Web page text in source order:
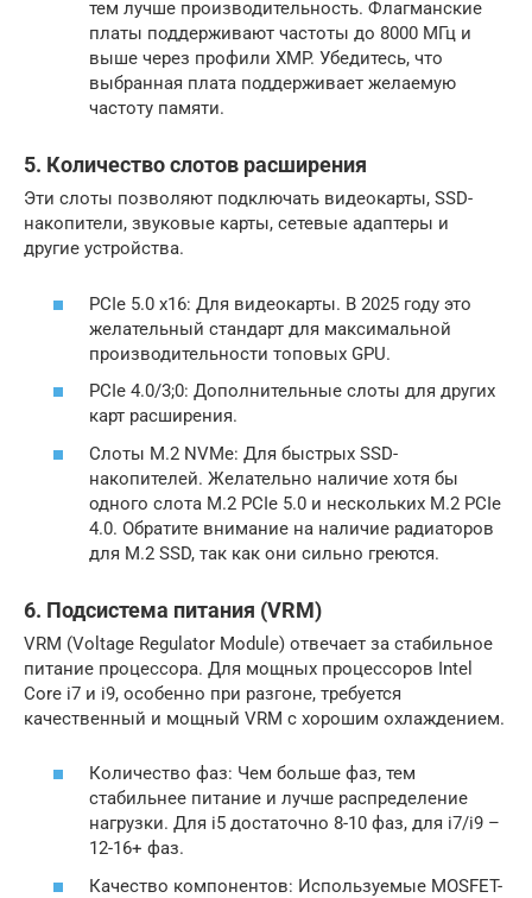
тем лучше производительность. Флагманские
платы поддерживают частоты до 8000 МГц и
выше через профили XMP. Убедитесь, что
выбранная плата поддерживает желаемую
частоту памяти.
5. Количество слотов расширения
Эти слоты позволяют подключать видеокарты, SSD-
накопители, звуковые карты, сетевые адаптеры и
другие устройства.
PCIe 5.0 x16: Для видеокарты. В 2025 году это
желательный стандарт для максимальной
производительности топовых GPU.
PCIe 4.0/3;0: Дополнительные слоты для других
карт расширения.
Слоты M.2 NVMe: Для быстрых SSD-
накопителей. Желательно наличие хотя бы
одного слота M.2 PCIe 5.0 и нескольких M.2 PCIe
4.0. Обратите внимание на наличие радиаторов
для M.2 SSD, так как они сильно греются.
6. Подсистема питания (VRM)
VRM (Voltage Regulator Module) отвечает за стабильное
питание процессора. Для мощных процессоров Intel
Core i7 и i9, особенно при разгоне, требуется
качественный и мощный VRM с хорошим охлаждением.
Количество фаз: Чем больше фаз, тем
стабильнее питание и лучше распределение
нагрузки. Для i5 достаточно 8-10 фаз, для i7/i9 –
12-16+ фаз.
Качество компонентов: Используемые MOSFET-